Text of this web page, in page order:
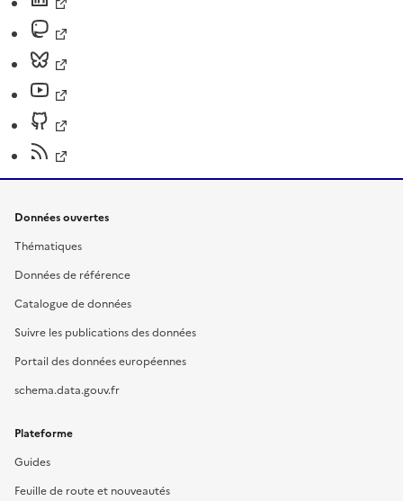
Données ouvertes
Thématiques
Données de référence
Catalogue de données
Suivre les publications des données
Portail des données européennes
schema.data.gouv.fr
Plateforme
Guides
Feuille de route et nouveautés